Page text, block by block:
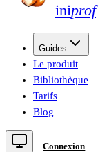
iniprof
Guides
Le produit
Bibliothèque
Tarifs
Blog
Connexion